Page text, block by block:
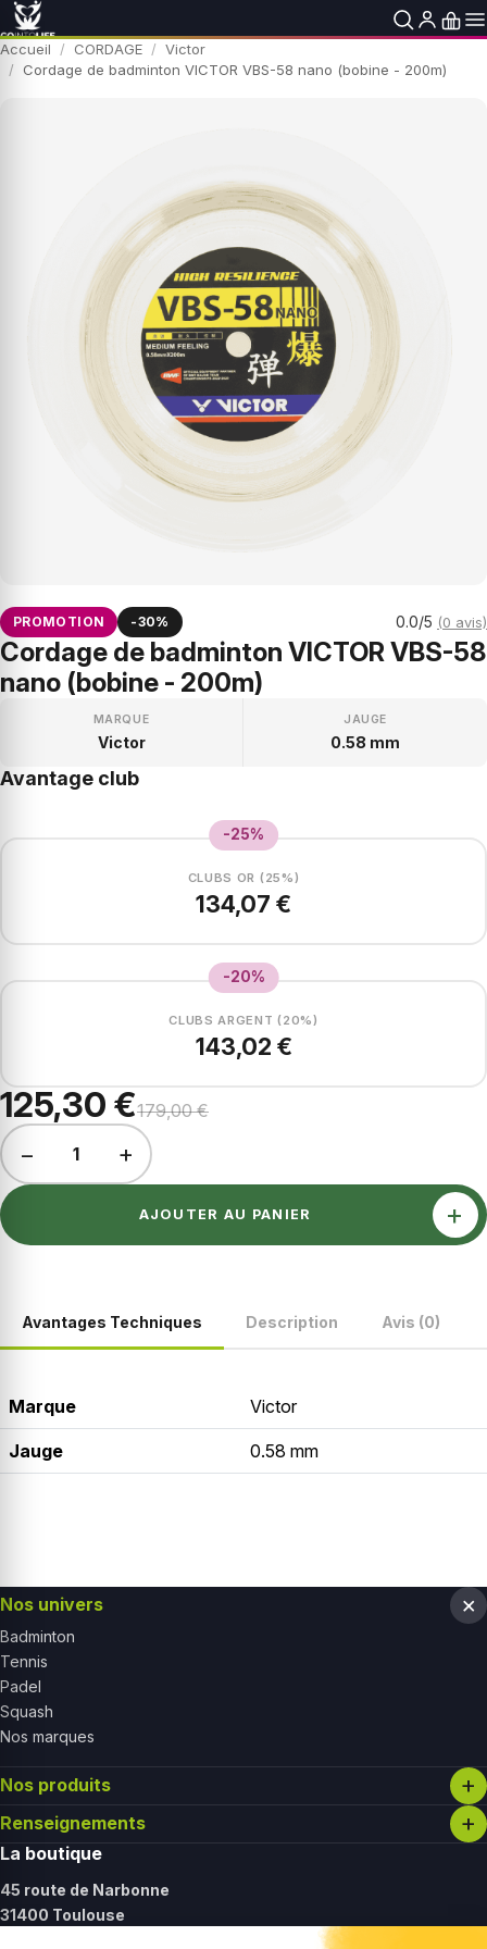
Accueil CORDAGE
Victor
Cordage de badminton VICTOR VBS-58 nano (bobine - 200m)
PROMOTION -30% 0.0/5 (0 avis)
Cordage de badminton VICTOR VBS-58
nano (bobine - 200m)
MARQUE
Victor
JAUGE
0.58 mm
Avantage club
-25%
CLUBS OR (25%)
134,07 €
-20%
CLUBS ARGENT (20%)
143,02 €
125,30 €179,00 €
− 1 +
AJOUTER AU PANIER +
Avantages Techniques Description Avis (0)
Marque Victor
Jauge 0.58 mm
Nos univers
Badminton
Tennis
Padel
Squash
Nos marques
Nos produits
Renseignements
La boutique
45 route de Narbonne
31400 Toulouse